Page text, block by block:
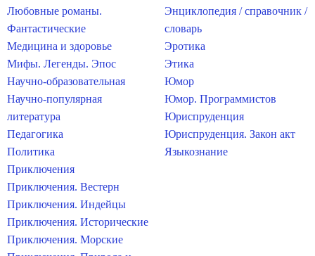
Любовные романы.
Фантастические
Медицина и здоровье
Мифы. Легенды. Эпос
Научно-образовательная
Научно-популярная
литература
Педагогика
Политика
Приключения
Приключения. Вестерн
Приключения. Индейцы
Приключения. Исторические
Приключения. Морские
Энциклопедия / справочник /
словарь
Эротика
Этика
Юмор
Юмор. Программистов
Юриспруденция
Юриспруденция. Закон акт
Языкознание